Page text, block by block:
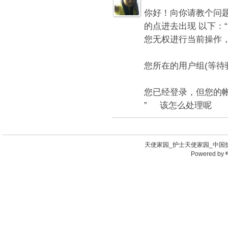
你好！向你请教个问
的点进去出现 以下：
您无权进行当前操作
您所在的用户组(等
您已经登录，但您的
” 该怎么处理呢
天使家园_护士天使家园_中国
Powered by